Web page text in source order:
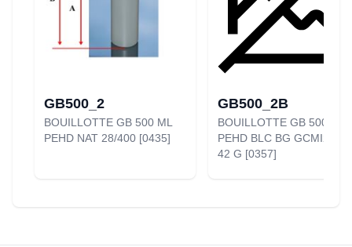
GB500_2
BOUILLOTTE GB 500 ML
PEHD NAT 28/400 [0435]
GB500_2B
BOUILLOTTE GB 500 ML
PEHD BLC BG GCMI28/
42 G [0357]